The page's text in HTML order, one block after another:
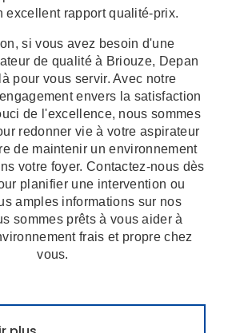
excellent rapport qualité-prix.
si vous avez besoin d'une
de qualité à Briouze, Depan
pour vous servir. Avec notre
envers la satisfaction
de l'excellence, nous sommes
redonner vie à votre aspirateur
de maintenir un environnement
votre foyer. Contactez-nous dès
planifier une intervention ou
amples informations sur nos
sommes prêts à vous aider à
frais et propre chez
vous.